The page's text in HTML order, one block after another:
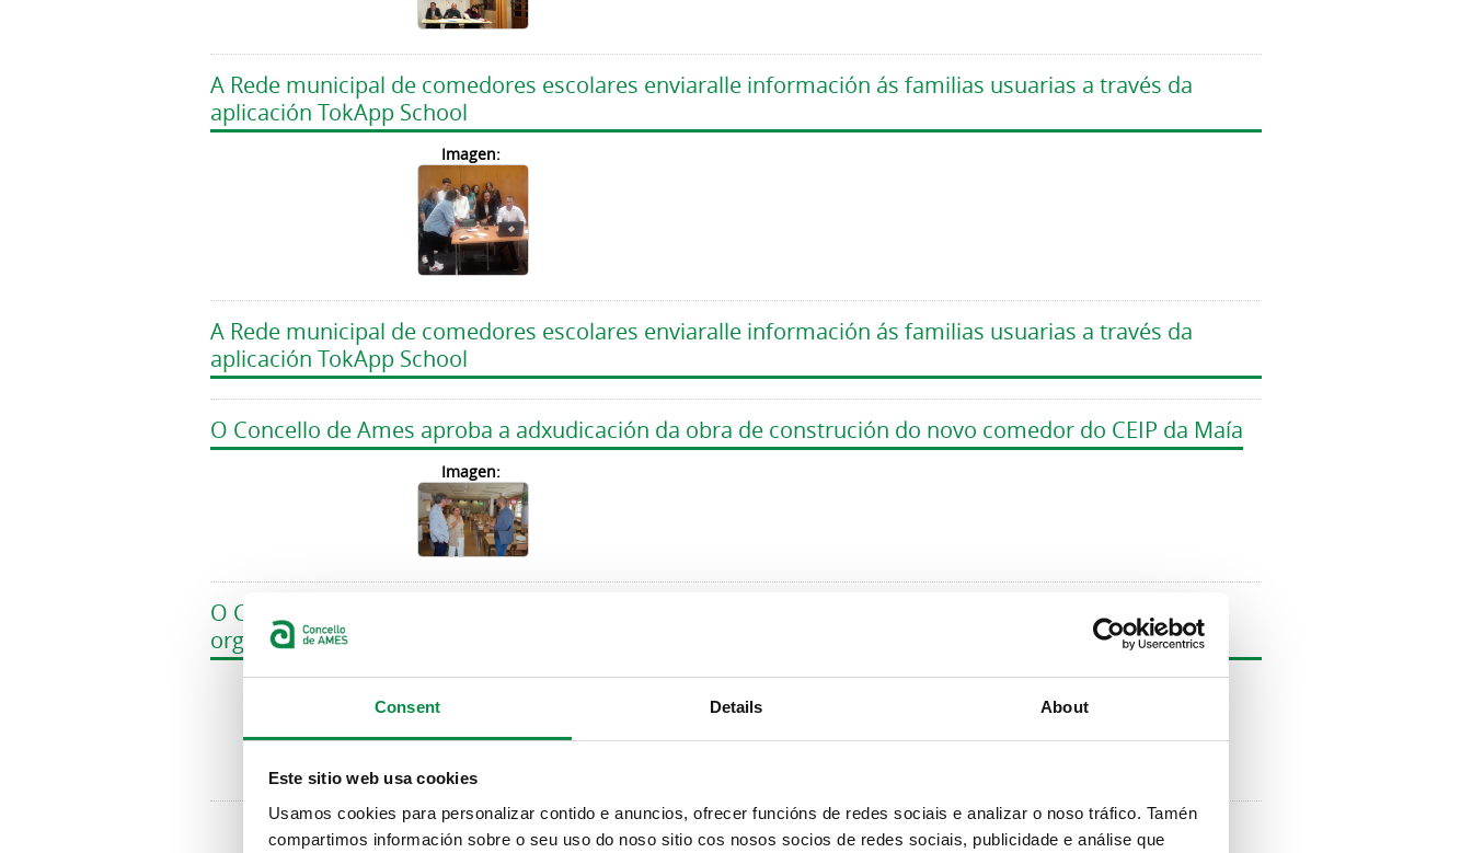
Consent Details About
Este sitio web usa cookies
Usamos cookies para personalizar contido e anuncios, ofrecer funcións de redes sociais e analizar o noso tráfico. Tamén
compartimos información sobre o seu uso do noso sitio cos nosos socios de redes sociais, publicidade e análise que
A Rede municipal de comedores escolares enviaralle información ás familias usuarias a través da
aplicación TokApp School
Imagen:
A Rede municipal de comedores escolares enviaralle información ás familias usuarias a través da
aplicación TokApp School
O Concello de Ames aproba a adxudicación da obra de construción do novo comedor do CEIP da Maía
Imagen:
O Concello de Ames participou este mércores no curso sobre comedores escolares ecolóxicos
organizado pola Universidade de Vigo
Imagen:
Páxinas
« primeira ‹ anterior 1 2 3 4 5 seguinte › última »